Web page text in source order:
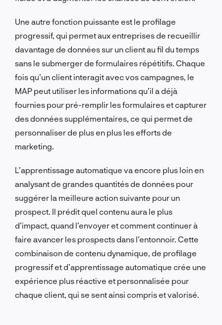
Une autre fonction puissante est le profilage
progressif, qui permet aux entreprises de recueillir
davantage de données sur un client au fil du temps
sans le submerger de formulaires répétitifs. Chaque
fois qu’un client interagit avec vos campagnes, le
MAP peut utiliser les informations qu’il a déjà
fournies pour pré-remplir les formulaires et capturer
des données supplémentaires, ce qui permet de
personnaliser de plus en plus les efforts de
marketing.
L’apprentissage automatique va encore plus loin en
analysant de grandes quantités de données pour
suggérer la meilleure action suivante pour un
prospect. Il prédit quel contenu aura le plus
d’impact, quand l’envoyer et comment continuer à
faire avancer les prospects dans l’entonnoir. Cette
combinaison de contenu dynamique, de profilage
progressif et d’apprentissage automatique crée une
expérience plus réactive et personnalisée pour
chaque client, qui se sent ainsi compris et valorisé.